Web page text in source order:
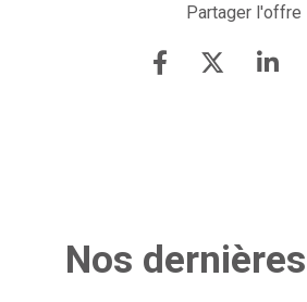
Partager l'offre
Nos